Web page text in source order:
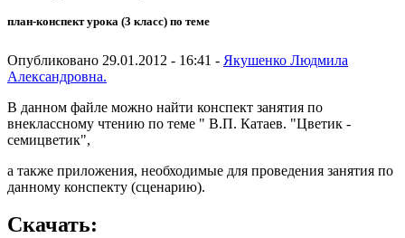
план-конспект урока (3 класс) по теме
Опубликовано 29.01.2012 - 16:41 - Якушенко Людмила
Александровна.
В данном файле можно найти конспект занятия по
внеклассному чтению по теме " В.П. Катаев. "Цветик -
семицветик",
а также приложения, необходимые для проведения занятия по
данному конспекту (сценарию).
Скачать: